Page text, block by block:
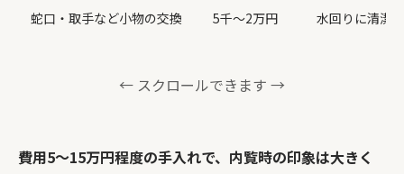
蛇口・取手など小物の交換 5千〜2万円 水回りに清潔
← スクロールできます →
費用5〜15万円程度の手入れで、内覧時の印象は大きく